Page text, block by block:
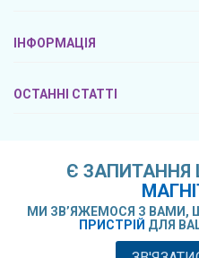
ІНФОРМАЦІЯ
ОСТАННІ СТАТТІ
Є
МИ ЗВ’ЯЖЕМОСЯ З ВАМИ,
ПРИСТРІЙ ДЛЯ